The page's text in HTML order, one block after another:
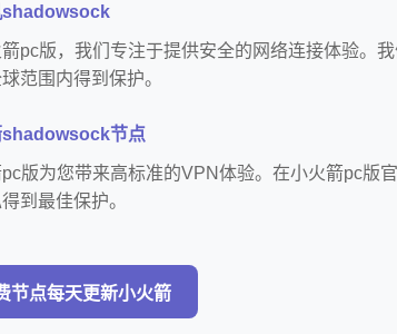
shadowsock
pc版，我们专注于提供安全的网络连接体验。
范围内得到保护。
shadowsock节点
版为您带来高标准的VPN体验。在小火箭pc版
到最佳保护。
节点每天更新小火箭